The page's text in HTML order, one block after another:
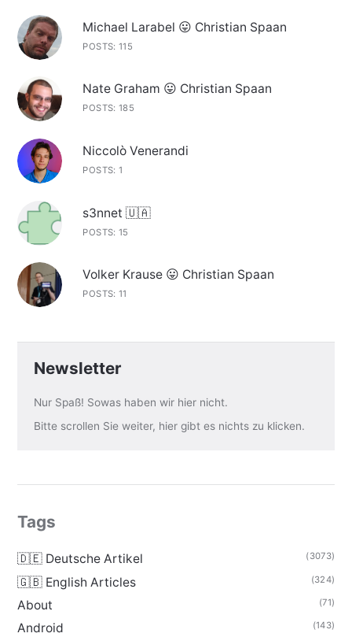
Michael Larabel 😛 Christian Spaan
POSTS: 115
Nate Graham 😛 Christian Spaan
POSTS: 185
Niccolò Venerandi
POSTS: 1
s3nnet 🇺🇦
POSTS: 15
Volker Krause 😛 Christian Spaan
POSTS: 11
Newsletter
Nur Spaß! Sowas haben wir hier nicht.
Bitte scrollen Sie weiter, hier gibt es nichts zu klicken.
Tags
🇩🇪 Deutsche Artikel (3073)
🇬🇧 English Articles (324)
About (71)
Android (143)